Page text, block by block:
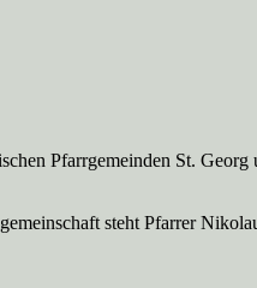
Pfarrgemeinden St.
steht Pfarrer